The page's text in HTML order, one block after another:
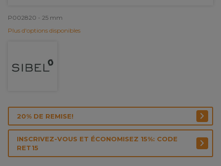
P002820 - 25 mm
Plus d'options disponibles
20% DE REMISE!
INSCRIVEZ-VOUS ET ÉCONOMISEZ 15%: CODE
RET15